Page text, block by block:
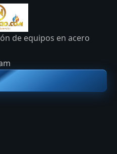
de equipos en acero